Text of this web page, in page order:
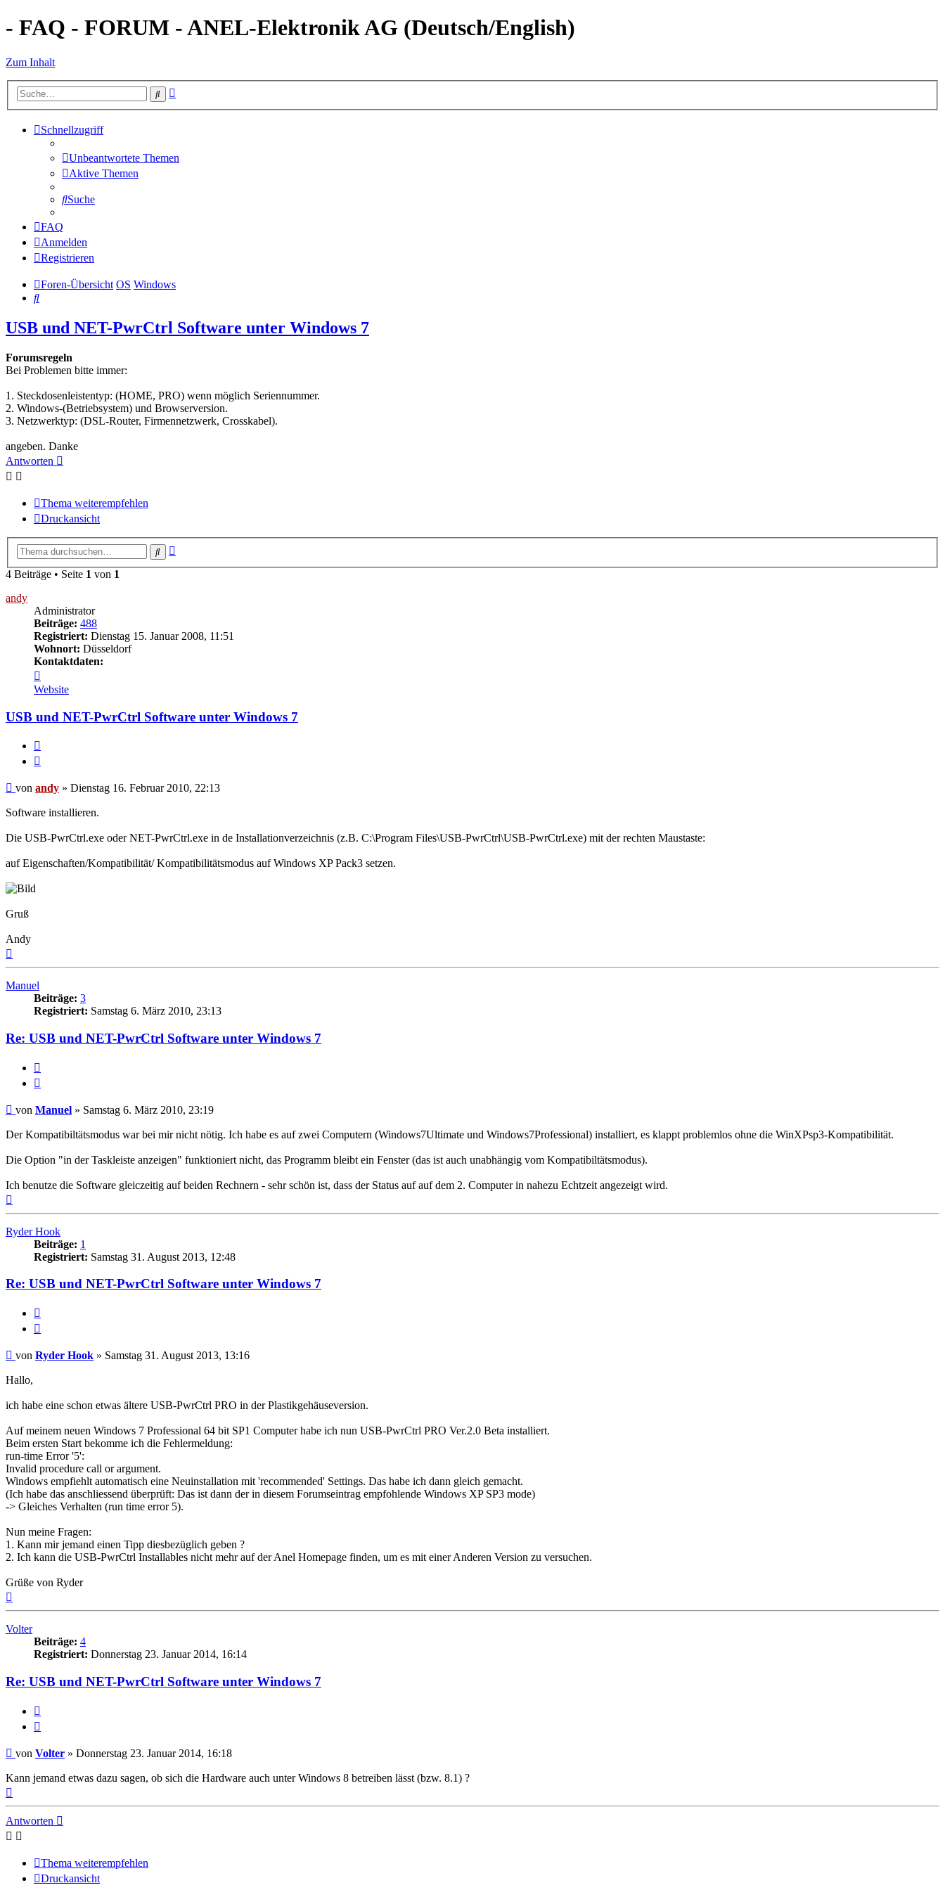
- FAQ - FORUM - ANEL-Elektronik AG (Deutsch/English)
Zum Inhalt
Suche
Schnellzugriff
Unbeantwortete Themen
Aktive Themen
Suche
FAQ
Anmelden
Registrieren
Foren-Übersicht OS Windows
Suche
USB und NET-PwrCtrl Software unter Windows 7
Forumsregeln
Bei Problemen bitte immer:
1. Steckdosenleistentyp: (HOME, PRO) wenn möglich Seriennummer.
2. Windows-(Betriebsystem) und Browserversion.
3. Netzwerktyp: (DSL-Router, Firmennetzwerk, Crosskabel).
angeben. Danke
Antworten
Thema weiterempfehlen
Druckansicht
Suche
4 Beiträge • Seite 1 von 1
andy
Administrator
Beiträge: 488
Registriert: Dienstag 15. Januar 2008, 11:51
Wohnort: Düsseldorf
Kontaktdaten:
von
andy
Website
USB und NET-PwrCtrl Software unter Windows 7
Beitrag
von andy » Dienstag 16. Februar 2010, 22:13
Software installieren.
Die USB-PwrCtrl.exe oder NET-PwrCtrl.exe in de Installationverzeichnis (z.B. C:\Program Files\USB-PwrCtrl\USB-PwrCtrl.exe) mit der rechten Maustaste:
auf Eigenschaften/Kompatibilität/ Kompatibilitätsmodus auf Windows XP Pack3 setzen.
Gruß
Andy
Manuel
Beiträge: 3
Registriert: Samstag 6. März 2010, 23:13
Re: USB und NET-PwrCtrl Software unter Windows 7
Beitrag
von Manuel » Samstag 6. März 2010, 23:19
Der Kompatibiltätsmodus war bei mir nicht nötig. Ich habe es auf zwei Computern (Windows7Ultimate und Windows7Professional) installiert, es klappt problemlos ohne die WinXPsp3-Kompatibilität.
Die Option "in der Taskleiste anzeigen" funktioniert nicht, das Programm bleibt ein Fenster (das ist auch unabhängig vom Kompatibiltätsmodus).
Ich benutze die Software gleiczeitig auf beiden Rechnern - sehr schön ist, dass der Status auf auf dem 2. Computer in nahezu Echtzeit angezeigt wird.
Ryder Hook
Beiträge: 1
Registriert: Samstag 31. August 2013, 12:48
Re: USB und NET-PwrCtrl Software unter Windows 7
Beitrag
von Ryder Hook » Samstag 31. August 2013, 13:16
Hallo,
ich habe eine schon etwas ältere USB-PwrCtrl PRO in der Plastikgehäuseversion.
Auf meinem neuen Windows 7 Professional 64 bit SP1 Computer habe ich nun USB-PwrCtrl PRO Ver.2.0 Beta installiert.
Beim ersten Start bekomme ich die Fehlermeldung:
run-time Error '5':
Invalid procedure call or argument.
Windows empfiehlt automatisch eine Neuinstallation mit 'recommended' Settings. Das habe ich dann gleich gemacht.
(Ich habe das anschliessend überprüft: Das ist dann der in diesem Forumseintrag empfohlende Windows XP SP3 mode)
-> Gleiches Verhalten (run time error 5).
Nun meine Fragen:
1. Kann mir jemand einen Tipp diesbezüglich geben ?
2. Ich kann die USB-PwrCtrl Installables nicht mehr auf der Anel Homepage finden, um es mit einer Anderen Version zu versuchen.
Grüße von Ryder
Volter
Beiträge: 4
Registriert: Donnerstag 23. Januar 2014, 16:14
Re: USB und NET-PwrCtrl Software unter Windows 7
Beitrag
von Volter » Donnerstag 23. Januar 2014, 16:18
Kann jemand etwas dazu sagen, ob sich die Hardware auch unter Windows 8 betreiben lässt (bzw. 8.1) ?
Antworten
Thema weiterempfehlen
Druckansicht